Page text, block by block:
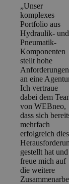
„Unser
komplexes
Portfolio aus
Hydraulik- und
Pneumatik-
Komponenten
stellt hohe
Anforderungen
an eine
Ich vertraue
dabei dem
von WEBneo,
dass sich
mehrfach
erfolgreich
gestellt hat und
freue mich auf
die weitere